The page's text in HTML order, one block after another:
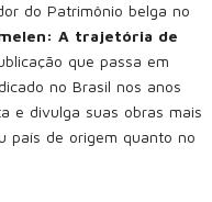
do Patrimônio belga no
A trajetória de
que passa em
no Brasil nos anos
e divulga suas obras mais
país de origem quanto no